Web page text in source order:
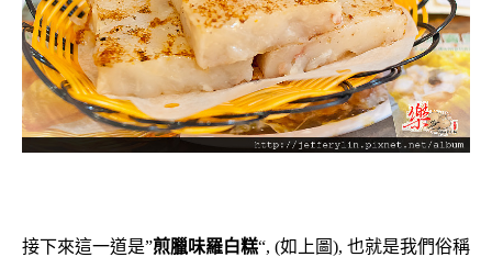
接下來這一道是”煎臘味羅白糕“, (如上圖), 也就是我們俗稱